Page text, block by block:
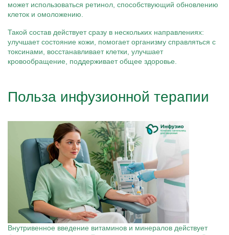
может использоваться ретинол, способствующий обновлению
клеток и омоложению.
Такой состав действует сразу в нескольких направлениях:
улучшает состояние кожи, помогает организму справляться с
токсинами, восстанавливает клетки, улучшает
кровообращение, поддерживает общее здоровье.
Польза инфузионной терапии
Внутривенное введение витаминов и минералов действует